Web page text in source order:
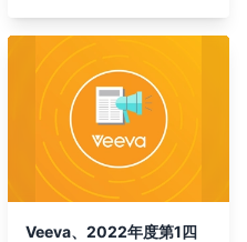
Veeva、2022年度第1四